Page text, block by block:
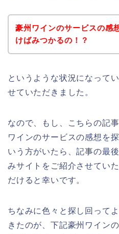
豪州ワインのサービスの感
けばみつかるの！？
というような状況になって
せていただきました。
なので、もし、こちらの記
ワインのサービスの感想を
いう方がいたら、記事の最
みサイトをご紹介させてい
だけると幸いです。
ちなみに色々と探し回って
きたのが、下記豪州ワイン